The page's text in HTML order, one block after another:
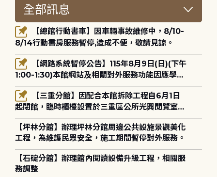
8/14行動書房服務暫停,造成不便，敬請見諒。
1:00-1:30)本館網站及相關對外服務功能因應學術
網路升級更新將暫停服務。
起閉館，臨時櫃檯設置於三重區公所光興閱覽室，
造成不便，敬請見諒。
【坪林分館】辦理坪林分館周邊公共設施景觀美化
工程，為維護民眾安全，施工期間暫停對外服務。
【石碇分館】辦理館內閱讀設備升級工程，相關服
務調整